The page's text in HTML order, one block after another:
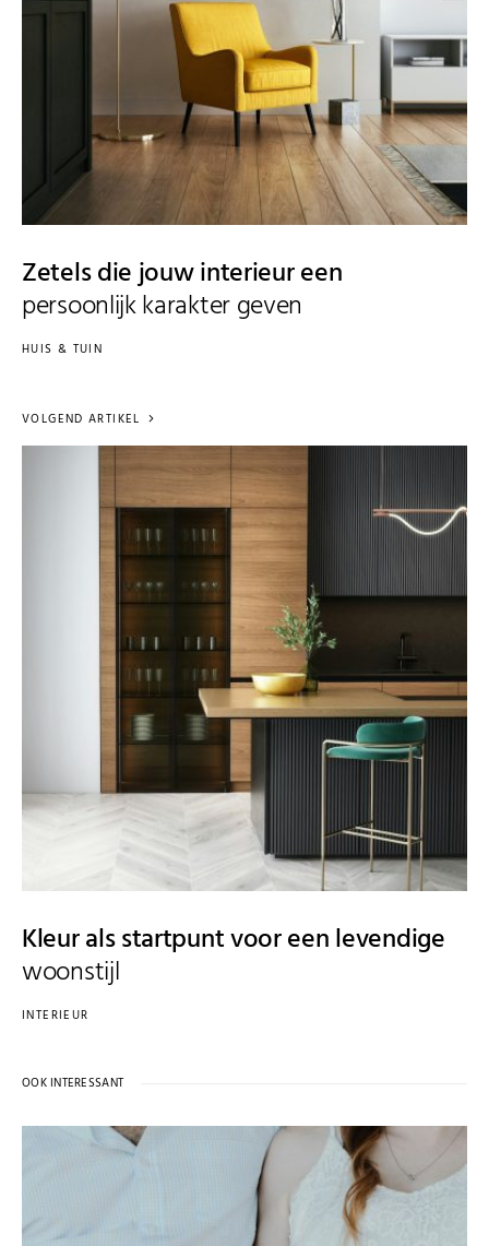
Zetels die jouw interieur een
persoonlijk karakter geven
HUIS & TUIN
VOLGEND ARTIKEL
Kleur als startpunt voor een levendige
woonstijl
INTERIEUR
OOK INTERESSANT